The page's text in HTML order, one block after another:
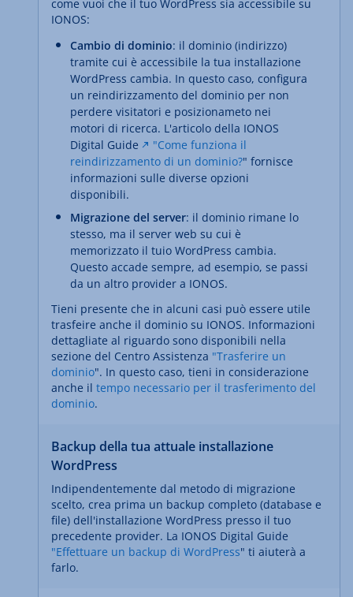
come vuoi che il tuo WordPress sia accessibile su
IONOS:
Cambio di dominio: il dominio (indirizzo)
tramite cui è accessibile la tua installazione
WordPress cambia. In questo caso, configura
un reindirizzamento del dominio per non
perdere visitatori e posizionameto nei
motori di ricerca. L'articolo della IONOS
Digital Guide
"Come funziona il
reindirizzamento di un dominio?" fornisce
informazioni sulle diverse opzioni
disponibili.
Migrazione del server: il dominio rimane lo
stesso, ma il server web su cui è
memorizzato il tuio WordPress cambia.
Questo accade sempre, ad esempio, se passi
da un altro provider a IONOS.
Tieni presente che in alcuni casi può essere utile
trasfeire anche il dominio su IONOS. Informazioni
dettagliate al riguardo sono disponibili nella
sezione del Centro Assistenza "Trasferire un
dominio". In questo caso, tieni in considerazione
anche il tempo necessario per il trasferimento del
dominio.
Backup della tua attuale installazione
WordPress
Indipendentemente dal metodo di migrazione
scelto, crea prima un backup completo (database e
file) dell'installazione WordPress presso il tuo
precedente provider. La IONOS Digital Guide
"Effettuare un backup di WordPress" ti aiuterà a
farlo.